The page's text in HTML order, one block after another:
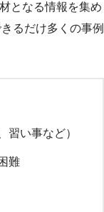
となる情報を集め
るだけ多くの事例
習い事など）
難